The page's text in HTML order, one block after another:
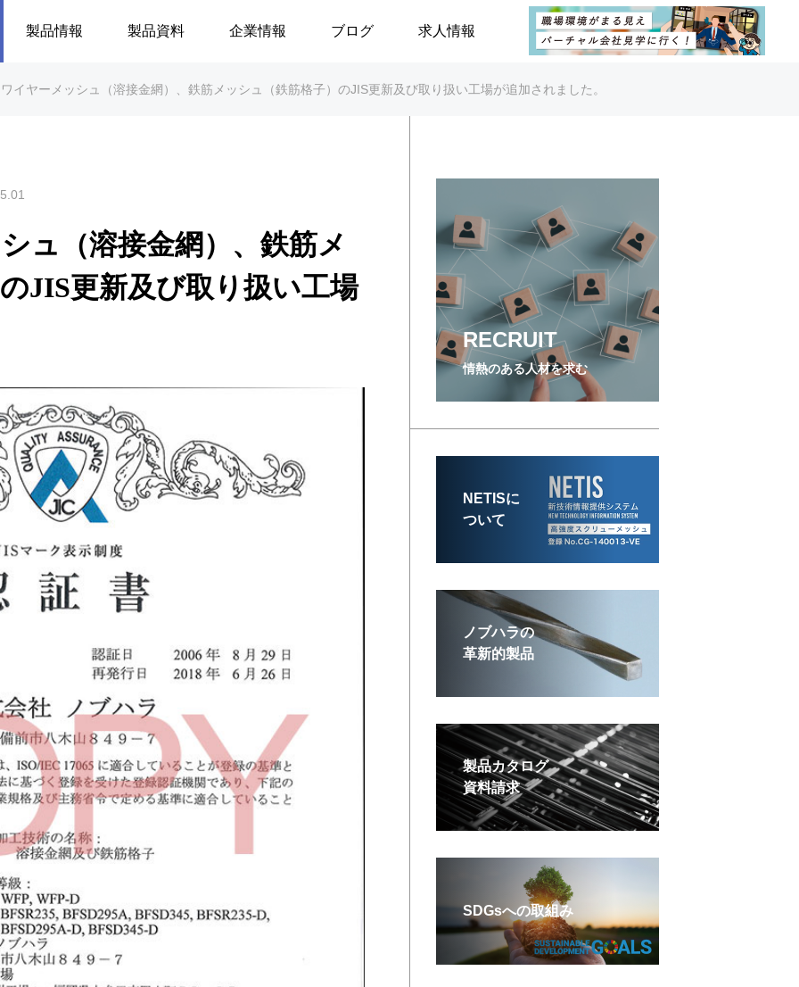
製品情報 製品資料 企業情報 ブログ 求人情報
イヤーメッシュ（溶接金網）、鉄筋メッシュ（鉄筋格子）のJIS更新及び取り扱い工場が追加されました。
ュ（溶接金網）、鉄筋メ
JIS更新及び取り扱い工場
RECRUIT
情熱のある人材を求む
NETISに
ついて
ノブハラの
革新的製品
製品カタログ
資料請求
SDGsへの取組み